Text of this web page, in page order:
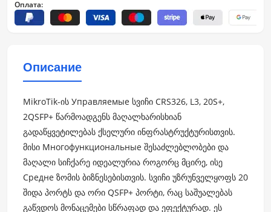
Оплата:
Описание
MikroTik-ის Управляемые სვიჩი CRS326, L3, 20S+,
2QSFP+ წარმოადგენს მაღალხარისხიან
გადაწყვეტილებას ქსელური ინფრასტრუქტურისთვის.
მისი Многофункциональные შესაძლებლობები და
მაღალი სიჩქარე იდეალურია როგორც მცირე, ისე
Средне ზომის ბიზნესებისთვის. სვიჩი უზრუნველყოფს 20
შიდა პორტს და ორი QSFP+ პორტი, რაც საშუალებას
გაწვდოს მონაცემები სწრაფად და ეფექტურად. ეს